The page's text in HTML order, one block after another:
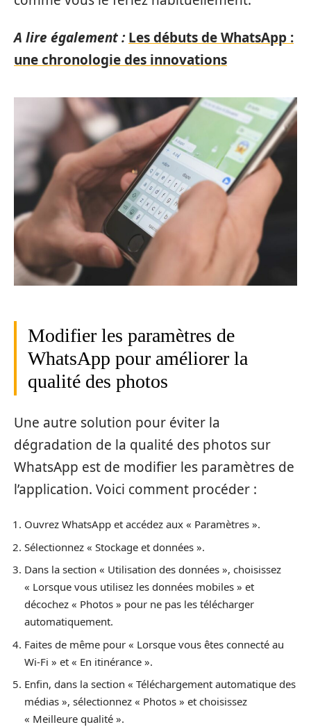
A lire également : Les débuts de WhatsApp :
une chronologie des innovations
Modifier les paramètres de
WhatsApp pour améliorer la
qualité des photos
Une autre solution pour éviter la
dégradation de la qualité des photos sur
WhatsApp est de modifier les paramètres de
l’application. Voici comment procéder :
Ouvrez WhatsApp et accédez aux « Paramètres ».
Sélectionnez « Stockage et données ».
Dans la section « Utilisation des données », choisissez
« Lorsque vous utilisez les données mobiles » et
décochez « Photos » pour ne pas les télécharger
automatiquement.
Faites de même pour « Lorsque vous êtes connecté au
Wi-Fi » et « En itinérance ».
Enfin, dans la section « Téléchargement automatique des
médias », sélectionnez « Photos » et choisissez
« Meilleure qualité ».